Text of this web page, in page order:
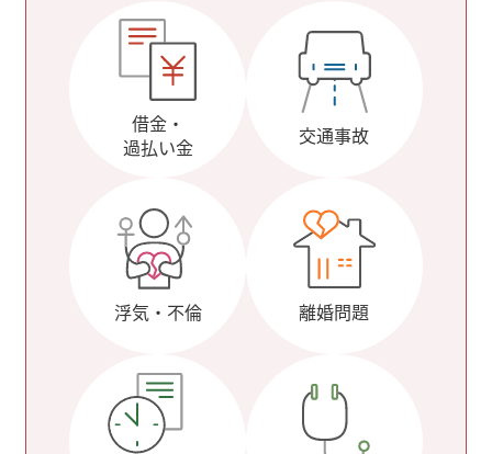
借金・
過払い金
交通事故
浮気・不倫 離婚問題